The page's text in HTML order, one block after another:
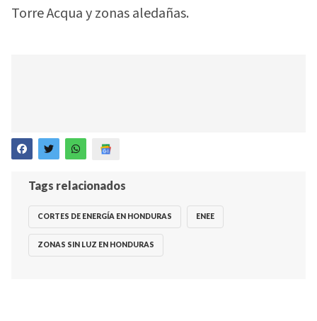
Torre Acqua y zonas aledañas.
Tags relacionados
CORTES DE ENERGÍA EN HONDURAS ENEE
ZONAS SIN LUZ EN HONDURAS